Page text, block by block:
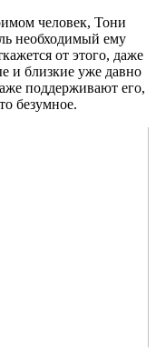
человек, Тони
необходимый ему
от этого, даже
и близкие уже давно
поддерживают его,
безумное.